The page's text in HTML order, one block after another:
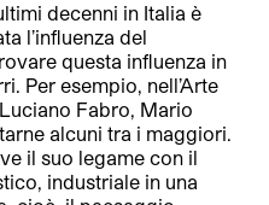
decenni in Italia è
l’influenza del
questa influenza in
Per esempio, nell’Arte
Fabro, Mario
alcuni tra i maggiori.
il suo legame con il
industriale in una